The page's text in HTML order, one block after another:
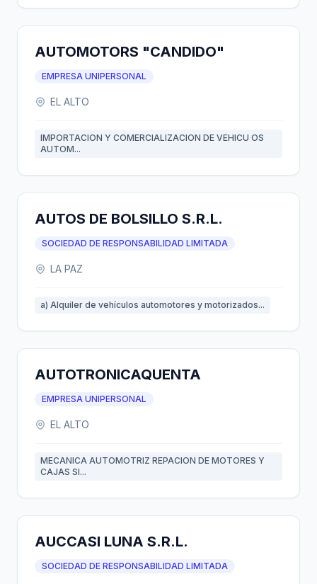
AUTOMOTORS "CANDIDO"
EMPRESA UNIPERSONAL
EL ALTO
IMPORTACION Y COMERCIALIZACION DE VEHICU OS
AUTOM...
AUTOS DE BOLSILLO S.R.L.
SOCIEDAD DE RESPONSABILIDAD LIMITADA
LA PAZ
a) Alquiler de vehículos automotores y motorizados...
AUTOTRONICAQUENTA
EMPRESA UNIPERSONAL
EL ALTO
MECANICA AUTOMOTRIZ REPACION DE MOTORES Y
CAJAS SI...
AUCCASI LUNA S.R.L.
SOCIEDAD DE RESPONSABILIDAD LIMITADA